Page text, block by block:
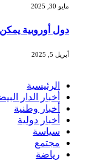
مايو 30, 2025
دول أوروبية يمكن
أبريل 5, 2025
الرئيسية
أخبار الدار
أخبار وطنية
أخبار دولية
سياسة
مجتمع
رياضة